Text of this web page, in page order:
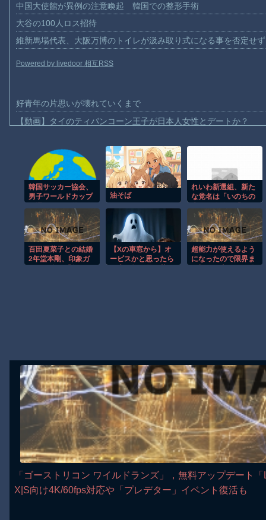
中国大使館が異例の注意喚起 韓国での整形手術
大谷の100人ロス招待
維新馬場代表、大阪万博のトイレが汲み取り式になる事を否定せ
Powered by livedoor 相互RSS
好青年の片思いが壊れていくまで
【動画】タイのティパンコーン王子が日本人女性とデートか？
AmazonのアツさMax！心も踊る「マンガ毎週末セール（50%還
【動画】これはお見事。中国重慶市で珍しい事故が撮影される。
【画像】十二支合体！！ところでその前足、猫じゃね？
【動画】ロシア軍のドローンをネット発射装置で撃墜するウクラ
【動画】逃げる判断はやっ！埼玉でスマホ運転のプリウスに当て
【動画】よく助けられたな。岐阜の川で外国人が溺れてしまう事
渡邊渚さん「私がPTSDと診断された当時、世間はまだPTSDと
韓国サッカー協会、
男子ワールドカップ
審判への性接待疑惑
が浮上…よみがえる
2002W杯の悪夢[海
外の反応]
油そば
れいわ新選組、新た
な党名は「いのちの
ち」
百田夏菜子との結婚
2年堂本剛、印象ガ
【Xの車窓から】オ
ービスかと思ったら
超能力が使えるよう
になったので限界ま
「ゴーストリコン ワイルドランズ」，無料アップデート
X|S向け4K/60fps対応や「プレデター」イベント復活も